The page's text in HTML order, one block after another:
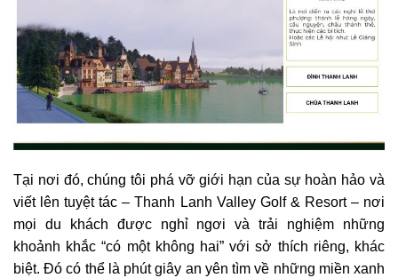
Tại nơi đó, chúng tôi phá vỡ giới hạn của sự hoàn hảo và
viết lên tuyệt tác – Thanh Lanh Valley Golf & Resort – nơi
mọi du khách được nghỉ ngơi và trải nghiệm những
khoảnh khắc “có một không hai” với sở thích riêng, khác
biệt. Đó có thể là phút giây an yên tìm về những miền xanh